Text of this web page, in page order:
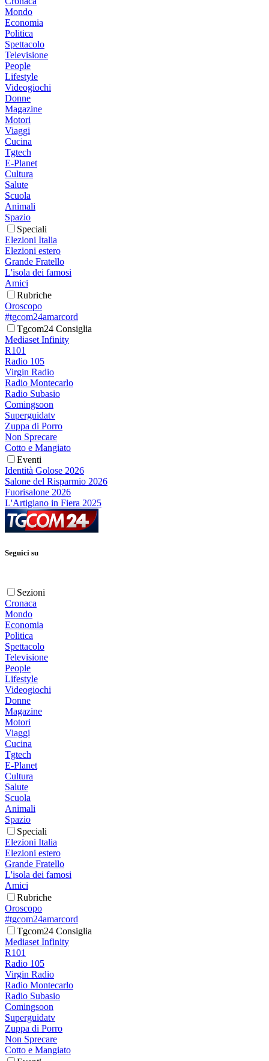
Mondo
Economia
Politica
Spettacolo
Televisione
People
Lifestyle
Videogiochi
Donne
Magazine
Motori
Viaggi
Cucina
Tgtech
E-Planet
Cultura
Salute
Scuola
Animali
Spazio
Speciali
Elezioni Italia
Elezioni estero
Grande Fratello
L'isola dei famosi
Amici
Rubriche
Oroscopo
#tgcom24amarcord
Tgcom24 Consiglia
Mediaset Infinity
R101
Radio 105
Virgin Radio
Radio Montecarlo
Radio Subasio
Comingsoon
Superguidatv
Zuppa di Porro
Non Sprecare
Cotto e Mangiato
Eventi
Identità Golose 2026
Salone del Risparmio 2026
Fuorisalone 2026
L'Artigiano in Fiera 2025
Seguici su
Sezioni
Cronaca
Mondo
Economia
Politica
Spettacolo
Televisione
People
Lifestyle
Videogiochi
Donne
Magazine
Motori
Viaggi
Cucina
Tgtech
E-Planet
Cultura
Salute
Scuola
Animali
Spazio
Speciali
Elezioni Italia
Elezioni estero
Grande Fratello
L'isola dei famosi
Amici
Rubriche
Oroscopo
#tgcom24amarcord
Tgcom24 Consiglia
Mediaset Infinity
R101
Radio 105
Virgin Radio
Radio Montecarlo
Radio Subasio
Comingsoon
Superguidatv
Zuppa di Porro
Non Sprecare
Cotto e Mangiato